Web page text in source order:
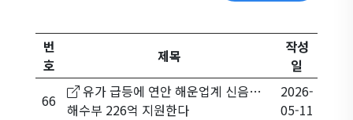
번
호
제목
작성
일
66
유가 급등에 연안 해운업계 신음…
해수부 226억 지원한다
2026-
05-11